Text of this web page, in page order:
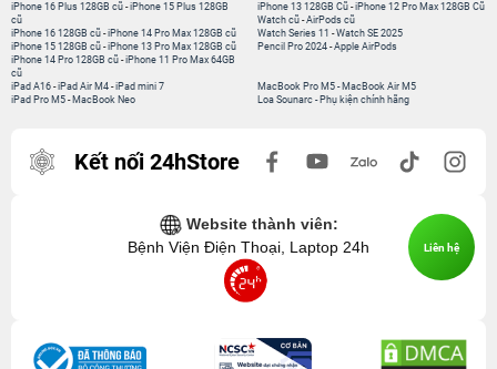
iPhone 16 Plus 128GB cũ -iPhone 15 Plus 128GB
cũ
iPhone 16 128GB cũ -iPhone 14 Pro Max 128GB cũ
iPhone 15 128GB cũ -iPhone 13 Pro Max 128GB cũ
iPhone 14 Pro 128GB cũ -iPhone 11 Pro Max 64GB
cũ
iPhone 13 128GB Cũ-iPhone 12 Pro Max 128GB Cũ
Watch cũ-AirPods cũ
Watch Series 11 -Watch SE 2025
Pencil Pro 2024-Apple AirPods
iPad A16 -iPad Air M4 -iPad mini 7
iPad Pro M5 - MacBook Neo
MacBook Pro M5- MacBook Air M5
Loa Sounarc- Phụ kiện chính hãng
Kết nối 24hStore
Website thành viên:
Bệnh Viện Điện Thoại, Laptop 24h
Liên hệ